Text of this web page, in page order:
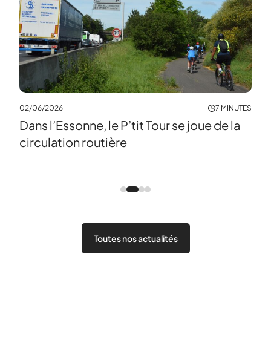
02/06/2026 7 MINUTES
Dans l’Essonne, le P’tit Tour se joue de la
circulation routière
Toutes nos actualités